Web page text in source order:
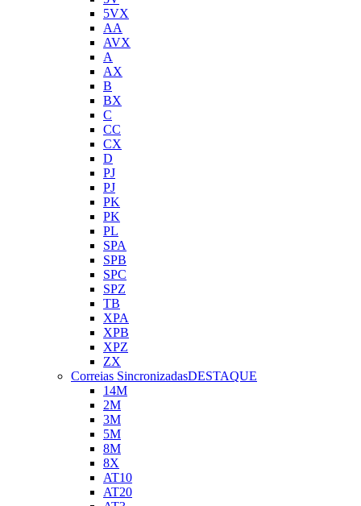
5VX
AA
AVX
A
AX
B
BX
C
CC
CX
D
PJ
PJ
PK
PK
PL
SPA
SPB
SPC
SPZ
TB
XPA
XPB
XPZ
ZX
Correias SincronizadasDESTAQUE
14M
2M
3M
5M
8M
8X
AT10
AT20